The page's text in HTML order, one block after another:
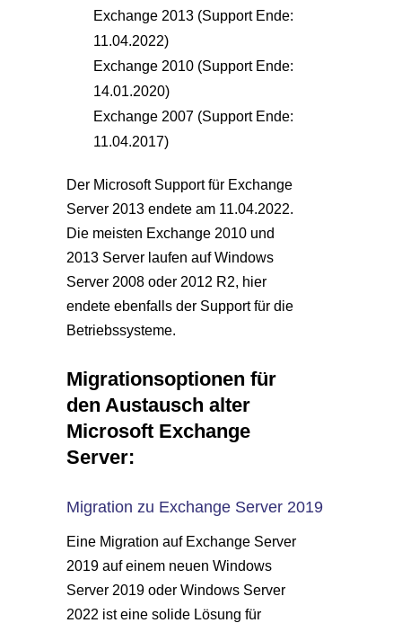
Exchange 2013 (Support Ende:
11.04.2022)
Exchange 2010 (Support Ende:
14.01.2020)
Exchange 2007 (Support Ende:
11.04.2017)
Der Microsoft Support für Exchange
Server 2013 endete am 11.04.2022.
Die meisten Exchange 2010 und
2013 Server laufen auf Windows
Server 2008 oder 2012 R2, hier
endete ebenfalls der Support für die
Betriebssysteme.
Migrationsoptionen für
den Austausch alter
Microsoft Exchange
Server:
Migration zu Exchange Server 2019
Eine Migration auf Exchange Server
2019 auf einem neuen Windows
Server 2019 oder Windows Server
2022 ist eine solide Lösung für